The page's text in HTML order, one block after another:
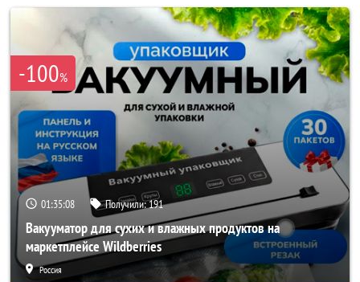
-100%
01:35:06 Получили:191
Вакууматор для сухих и влажных продуктов на
маркетплейсе Wildberries
Россия